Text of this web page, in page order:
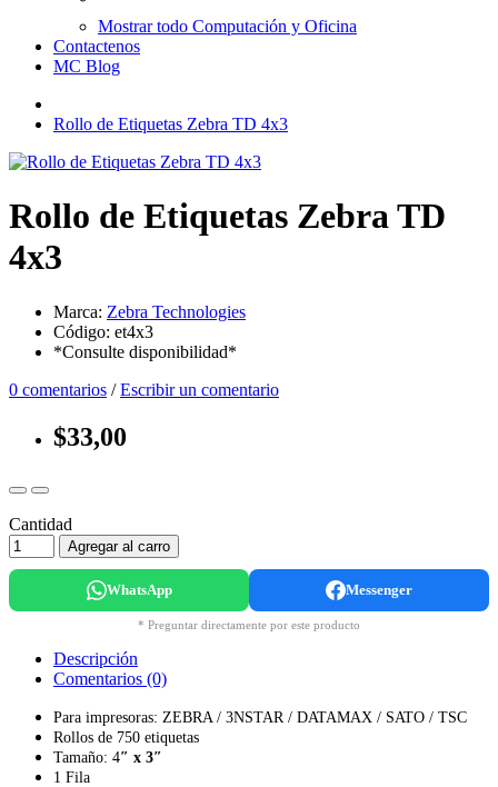
Mostrar todo Computación y Oficina
Contactenos
MC Blog
Rollo de Etiquetas Zebra TD 4x3
Rollo de Etiquetas Zebra TD
4x3
Marca: Zebra Technologies
Código: et4x3
*Consulte disponibilidad*
0 comentarios /Escribir un comentario
$33,00
Cantidad
Agregar al carro
WhatsApp Messenger
* Preguntar directamente por este producto
Descripción
Comentarios (0)
Para impresoras: ZEBRA / 3NSTAR / DATAMAX / SATO / TSC
Rollos de 750 etiquetas
Tamaño: 4″ x 3″
1 Fila